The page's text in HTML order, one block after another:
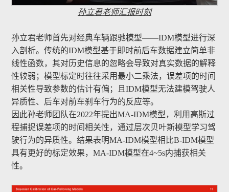
孙立君老师汇报时刻
孙立君老师首先对经典车辆跟驰模型——IDM模型进行深
入剖析。传统的IDM模型基于即时前后车数据建立简单非
线性函数，其对历史信息的忽略会导致对真实数据的解释
性较弱；模型标定时往往采用最小二乘法，误差项的时间
相关性导致参数的估计有偏；且IDM模型无法建模驾驶人
异质性、后车对前车刹车行为的反应等。
因此孙老师团队在2022年提出MA-IDM模型，利用高斯过
程捕捉误差项的时间相关性，通过层次贝叶斯模型学习驾
驶行为的异质性。结果表明MA-IDM模型相比B-IDM模型
具有更好的标定效果，MA-IDM模型在4~5s内捕获相关
性。